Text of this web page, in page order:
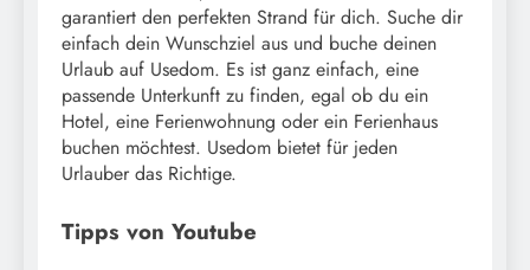
garantiert den perfekten Strand für dich. Suche dir
einfach dein Wunschziel aus und buche deinen
Urlaub auf Usedom. Es ist ganz einfach, eine
passende Unterkunft zu finden, egal ob du ein
Hotel, eine Ferienwohnung oder ein Ferienhaus
buchen möchtest. Usedom bietet für jeden
Urlauber das Richtige.
Tipps von Youtube